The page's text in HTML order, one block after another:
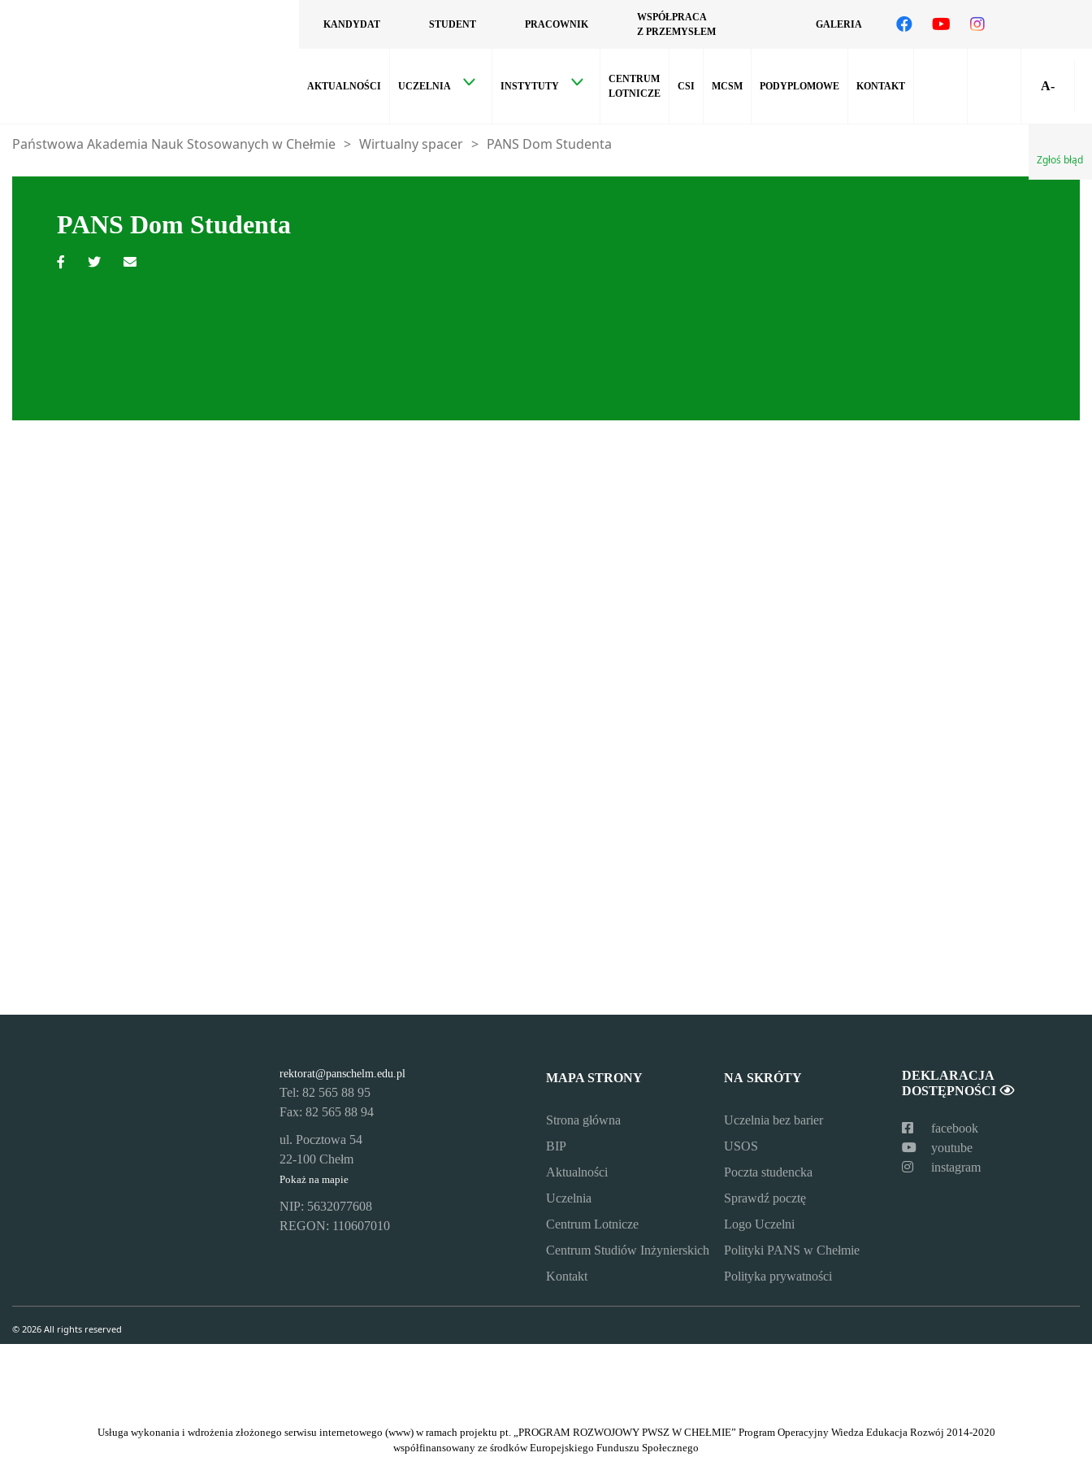
KANDYDAT STUDENT PRACOWNIK
WSPÓŁPRACA
Z PRZEMYSŁEM
GALERIA
AKTUALNOŚCI UCZELNIA INSTYTUTY
CENTRUM
LOTNICZE
CSI MCSM PODYPLOMOWE KONTAKT A-
Zgłoś błąd
Państwowa Akademia Nauk Stosowanych w Chełmie > Wirtualny spacer > PANS Dom Studenta
PANS Dom Studenta
rektorat@panschelm.edu.pl
Tel: 82 565 88 95
Fax: 82 565 88 94
ul. Pocztowa 54
22-100 Chełm
Pokaż na mapie
NIP: 5632077608
REGON: 110607010
MAPA STRONY
Strona główna
BIP
Aktualności
Uczelnia
Centrum Lotnicze
Centrum Studiów Inżynierskich
Kontakt
NA SKRÓTY
Uczelnia bez barier
USOS
Poczta studencka
Sprawdź pocztę
Logo Uczelni
Polityki PANS w Chełmie
Polityka prywatności
DEKLARACJA
DOSTĘPNOŚCI
facebook
youtube
instagram
© 2026 All rights reserved
Usługa wykonania i wdrożenia złożonego serwisu internetowego (www) w ramach projektu pt. „PROGRAM ROZWOJOWY PWSZ W CHEŁMIE” Program Operacyjny Wiedza Edukacja Rozwój 2014-2020
współfinansowany ze środków Europejskiego Funduszu Społecznego